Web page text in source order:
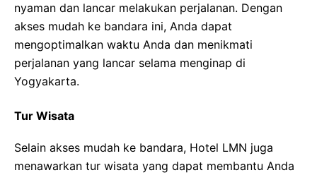
nyaman dan lancar melakukan perjalanan. Dengan
akses mudah ke bandara ini, Anda dapat
mengoptimalkan waktu Anda dan menikmati
perjalanan yang lancar selama menginap di
Yogyakarta.
Tur Wisata
Selain akses mudah ke bandara, Hotel LMN juga
menawarkan tur wisata yang dapat membantu Anda